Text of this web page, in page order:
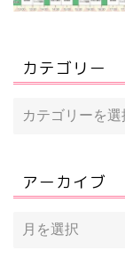
カテゴリー
アーカイブ